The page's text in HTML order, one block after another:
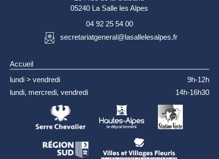
05240 La Salle les Alpes
04 92 25 54 00
secretariatgeneral@lasallelesalpes.fr
Accueil
lundi > vendredi
9h-12h
lundi, mercredi, vendredi
14h-16h30